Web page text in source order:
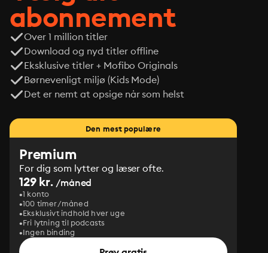
abonnement
Over 1 million titler
Download og nyd titler offline
Eksklusive titler + Mofibo Originals
Børnevenligt miljø (Kids Mode)
Det er nemt at opsige når som helst
Den mest populære
Premium
For dig som lytter og læser ofte.
129 kr. /måned
1 konto
100 timer/måned
Eksklusivt indhold hver uge
Fri lytning til podcasts
Ingen binding